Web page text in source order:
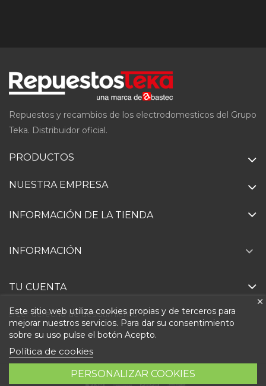
Repuestos y recambios de los electrodomesticos del Grupo
Teka. Distribuidor oficial.
PRODUCTOS
NUESTRA EMPRESA
INFORMACIÓN DE LA TIENDA
Este sitio web utiliza cookies propias y de terceros para
mejorar nuestros servicios. Para dar su consentimiento
sobre su uso pulse el botón Acepto.
Política de cookies
PERSONALIZAR COOKIES
INFORMACIÓN 
TU CUENTA
Ejercer derecho de desistimiento